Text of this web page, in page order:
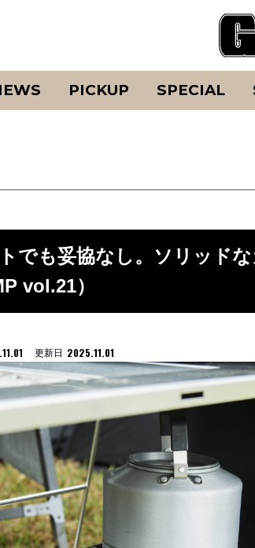
PICKUP SPECIAL
でも妥協なし。ソリッドな
vol.21）
更新日 2025.11.01